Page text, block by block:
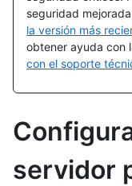
seguridad
la versión más
obtener ayuda con
con el soporte
servidor